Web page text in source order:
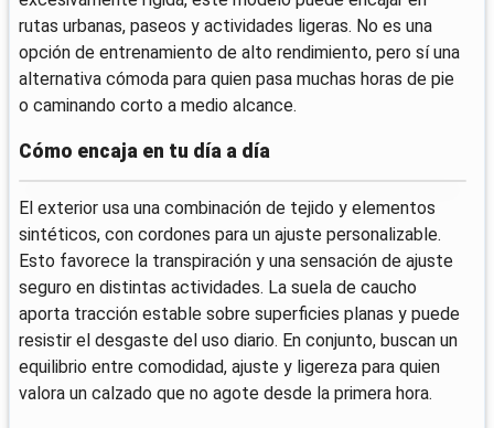
rutas urbanas, paseos y actividades ligeras. No es una
opción de entrenamiento de alto rendimiento, pero sí una
alternativa cómoda para quien pasa muchas horas de pie
o caminando corto a medio alcance.
Cómo encaja en tu día a día
El exterior usa una combinación de tejido y elementos
sintéticos, con cordones para un ajuste personalizable.
Esto favorece la transpiración y una sensación de ajuste
seguro en distintas actividades. La suela de caucho
aporta tracción estable sobre superficies planas y puede
resistir el desgaste del uso diario. En conjunto, buscan un
equilibrio entre comodidad, ajuste y ligereza para quien
valora un calzado que no agote desde la primera hora.